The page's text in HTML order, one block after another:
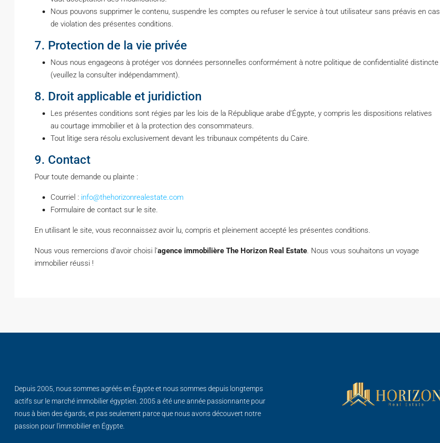
Nous pouvons supprimer le contenu, suspendre les comptes ou refuser le service à tout utilisateur sans préavis en cas
de violation des présentes conditions.
7. Protection de la vie privée
Nous nous engageons à protéger vos données personnelles conformément à notre politique de confidentialité distincte
(veuillez la consulter indépendamment).
8. Droit applicable et juridiction
Les présentes conditions sont régies par les lois de la République arabe d’Égypte, y compris les dispositions relatives
au courtage immobilier et à la protection des consommateurs.
Tout litige sera résolu exclusivement devant les tribunaux compétents du Caire.
9. Contact
Pour toute demande ou plainte :
Courriel : info@thehorizonrealestate.com
Formulaire de contact sur le site.
En utilisant le site, vous reconnaissez avoir lu, compris et pleinement accepté les présentes conditions.
Nous vous remercions d’avoir choisi l’agence immobilière The Horizon Real Estate. Nous vous souhaitons un voyage
immobilier réussi !
Depuis 2005, nous sommes agréés en Égypte et nous sommes depuis longtemps
actifs sur le marché immobilier égyptien. 2005 a été une année passionnante pour
nous à bien des égards, et pas seulement parce que nous avons découvert notre
passion pour l'immobilier en Égypte.